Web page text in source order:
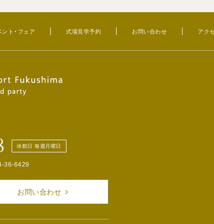
ント・フェア 式場見学予約 お問い合わせ アク
休館日 毎週月曜日
36-6429
お問い合わせ